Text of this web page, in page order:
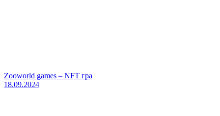
Zooworld games – NFT гра
18.09.2024